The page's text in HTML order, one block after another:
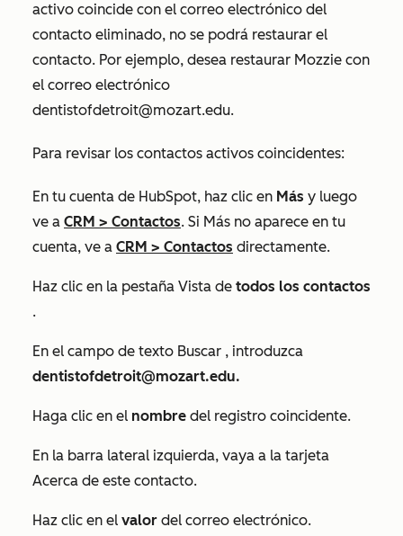
activo coincide con el correo electrónico del
contacto eliminado, no se podrá restaurar el
contacto. Por ejemplo, desea restaurar Mozzie con
el correo electrónico
dentistofdetroit@mozart.edu.
Para revisar los contactos activos coincidentes:
En tu cuenta de HubSpot, haz clic en Más y luego
ve a CRM > Contactos. Si Más no aparece en tu
cuenta, ve a CRM > Contactos directamente.
Haz clic en la pestaña Vista de todos los contactos
.
En el campo de texto Buscar , introduzca
dentistofdetroit@mozart.edu.
Haga clic en el nombre del registro coincidente.
En la barra lateral izquierda, vaya a la tarjeta
Acerca de este contacto.
Haz clic en el valor del correo electrónico.